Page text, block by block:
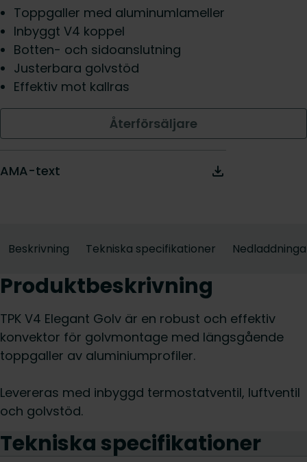
Toppgaller med aluminumlameller
Inbyggt V4 koppel
Botten- och sidoanslutning
Justerbara golvstöd
Effektiv mot kallras
Återförsäljare
AMA-text
Beskrivning Tekniska specifikationer
Produktbeskrivning
TPK V4 Elegant Golv är en robust och effektiv
konvektor för golvmontage med längsgående
toppgaller av aluminiumprofiler.
Levereras med inbyggd termostatventil, luftventil
och golvstöd.
Tekniska specifikationer